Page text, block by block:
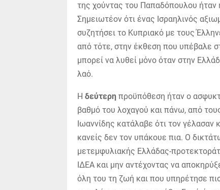
της χούντας του Παπαδόπουλου ήταν
Σημειωτέον ότι ένας Ισραηλινός
συζητήσει το Κυπριακό με τους
από τότε, στην έκθεση που υπέβαλε
μπορεί να λυθεί μόνο όταν στην
λαό.
Η δεύτερη προϋπόθεση ήταν ο
βαθμό του λοχαγού και πάνω, από
Ιωαννίδης κατάλαβε ότι τον γέλασαν
κανείς δεν τον υπάκουε πια. Ο
μετεμφυλιακής Ελλάδας-
ΙΔΕΑ και μην αντέχοντας να
όλη του τη ζωή και που υπηρέτησε